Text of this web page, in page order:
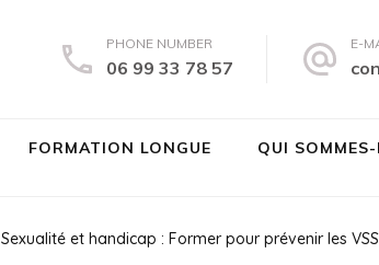
Antigone Formation
Egalité des droits et à la lutte contre les violences
PHONE NUMBER
06 99 33 78 57
E-
FORMATION LONGUE QUI
Sexualité et handicap : Former pour prévenir les